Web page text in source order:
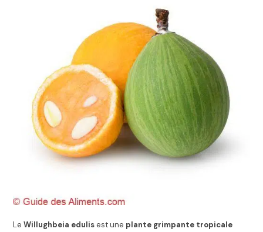
LeWillughbeia edulisest une plante grimpante tropicale